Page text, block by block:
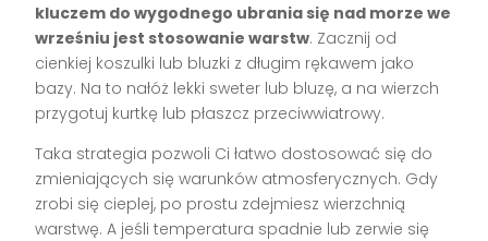
kluczem do wygodnego ubrania się nad morze we
wrześniu jest stosowanie warstw. Zacznij od
cienkiej koszulki lub bluzki z długim rękawem jako
bazy. Na to nałóż lekki sweter lub bluzę, a na wierzch
przygotuj kurtkę lub płaszcz przeciwwiatrowy.
Taka strategia pozwoli Ci łatwo dostosować się do
zmieniających się warunków atmosferycznych. Gdy
zrobi się cieplej, po prostu zdejmiesz wierzchnią
warstwę. A jeśli temperatura spadnie lub zerwie się